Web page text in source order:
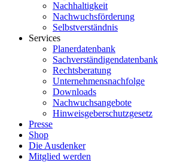
Nachhaltigkeit
Nachwuchsförderung
Selbstverständnis
Services
Planerdatenbank
Sachverständigendatenbank
Rechtsberatung
Unternehmensnachfolge
Downloads
Nachwuchsangebote
Hinweisgeberschutzgesetz
Presse
Shop
Die Ausdenker
Mitglied werden